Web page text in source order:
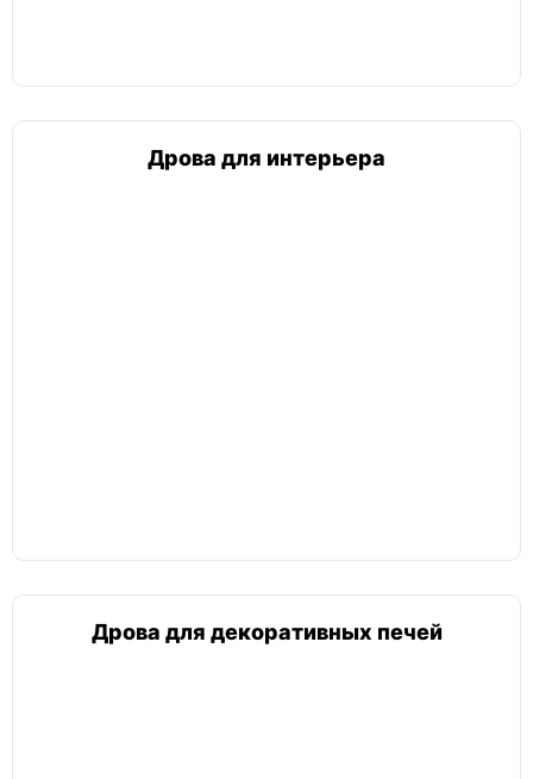
Дрова для интерьера
Дрова для декоративных печей